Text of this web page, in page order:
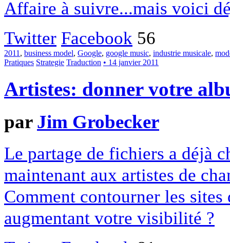
Affaire à suivre...mais voici
Twitter Facebook 56
2011 , business model, Google, google music, industrie musicale,
Pratiques Strategie Traduction • 14 janvier 2011
Artistes: donner votre
par Jim Grobecker
Le partage de fichiers a déjà
maintenant aux artistes de
Comment contourner les
augmentant votre visibilité ?